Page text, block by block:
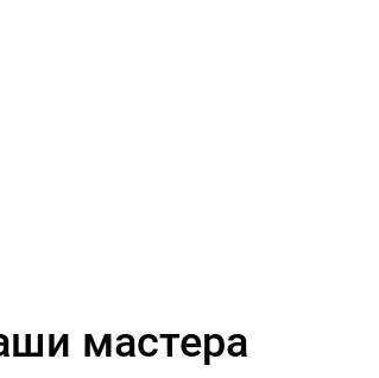
мастера